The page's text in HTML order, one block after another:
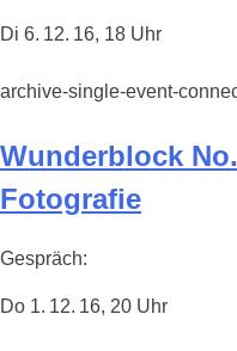
Di 6. 12. 16, 18 Uhr
archive-single-event-
Wunderblock
Fotografie
Gespräch:
Do 1. 12. 16, 20 Uhr